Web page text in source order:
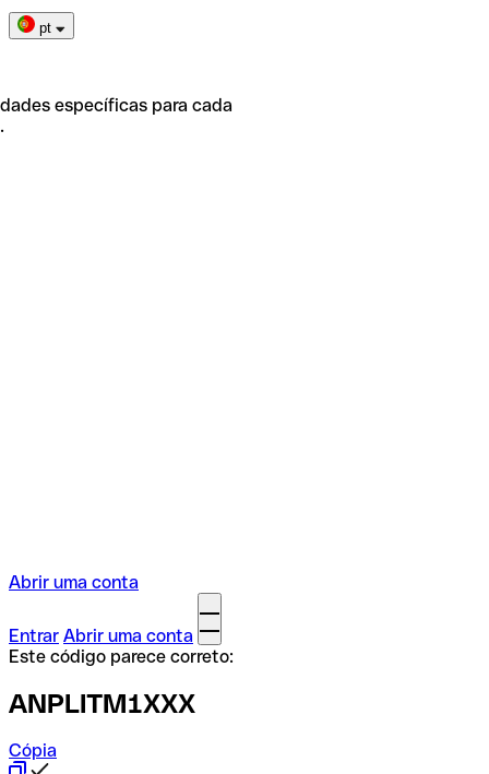
pt
específicas para cada
Abrir uma conta
Entrar Abrir uma conta
Este código parece correto:
ANPLITM1XXX
Cópia